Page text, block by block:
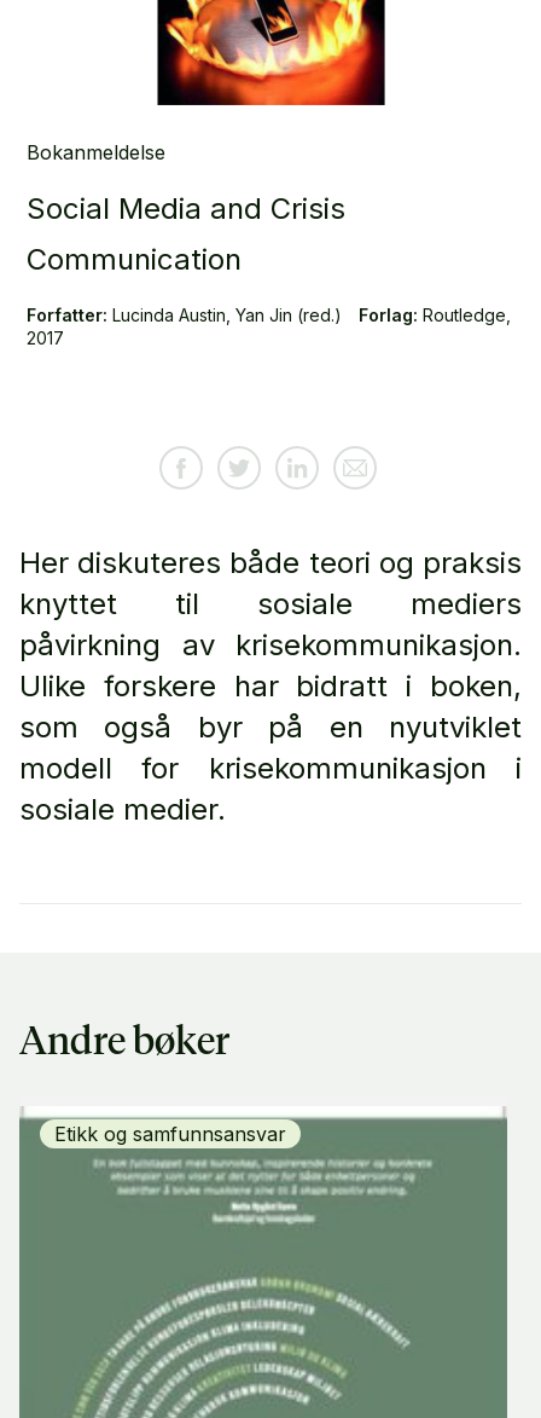
Bokanmeldelse
Social Media and Crisis
Communication
Forfatter: Lucinda Austin, Yan Jin (red.) Forlag: Routledge,
2017
Her diskuteres både teori og praksis
knyttet til sosiale mediers
påvirkning av krisekommunikasjon.
Ulike forskere har bidratt i boken,
som også byr på en nyutviklet
modell for krisekommunikasjon i
sosiale medier.
Andre bøker
Etikk og samfunnsansvar